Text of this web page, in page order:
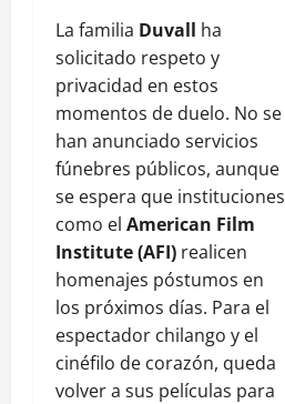
La familia Duvall ha
solicitado respeto y
privacidad en estos
momentos de duelo. No se
han anunciado servicios
fúnebres públicos, aunque
se espera que instituciones
como el American Film
Institute (AFI) realicen
homenajes póstumos en
los próximos días. Para el
espectador chilango y el
cinéfilo de corazón, queda
volver a sus películas para